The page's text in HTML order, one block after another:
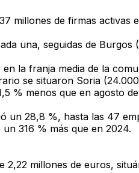
millones de firmas activas
una, seguidas de Burgos
en la franja media de la
se situaron Soria
% menos que en agosto
un 28,8 %, hasta las 47
un 316 % más que en 2024.
2,22 millones de euros,